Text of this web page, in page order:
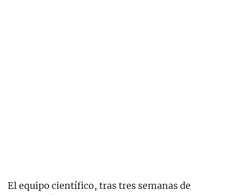
El equipo científico, tras tres semanas de